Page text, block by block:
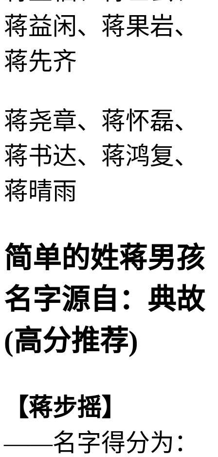
蒋益闲、蒋果岩、
蒋先齐
蒋尧章、蒋怀磊、
蒋书达、蒋鸿复、
蒋晴雨
简单的姓蒋男孩
名字源自：典故
(高分推荐)
【蒋步摇】
——名字得分为：